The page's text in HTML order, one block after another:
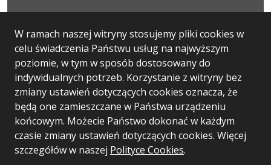
W ramach naszej witryny stosujemy pliki cookies w
celu świadczenia Państwu usług na najwyższym
poziomie, w tym w sposób dostosowany do
indywidualnych potrzeb. Korzystanie z witryny bez
zmiany ustawień dotyczących cookies oznacza, że
będą one zamieszczane w Państwa urządzeniu
końcowym. Możecie Państwo dokonać w każdym
czasie zmiany ustawień dotyczących cookies. Więcej
szczegółów w naszej Polityce Cookies.
Statystyki oglądalności
Ostatnio dodane
RODO
Wersja systemu: 5.7.0 [58]